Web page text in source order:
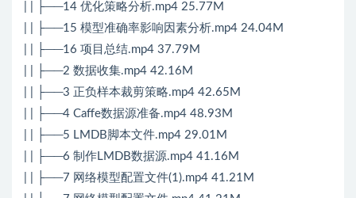
| | ├──14 优化策略分析.mp4 25.77M
| | ├──15 模型准确率影响因素分析.mp4 24.04M
| | ├──16 项目总结.mp4 37.79M
| | ├──2 数据收集.mp4 42.16M
| | ├──3 正负样本裁剪策略.mp4 42.65M
| | ├──4 Caffe数据源准备.mp4 48.93M
| | ├──5 LMDB脚本文件.mp4 29.01M
| | ├──6 制作LMDB数据源.mp4 41.16M
| | ├──7 网络模型配置文件(1).mp4 41.21M